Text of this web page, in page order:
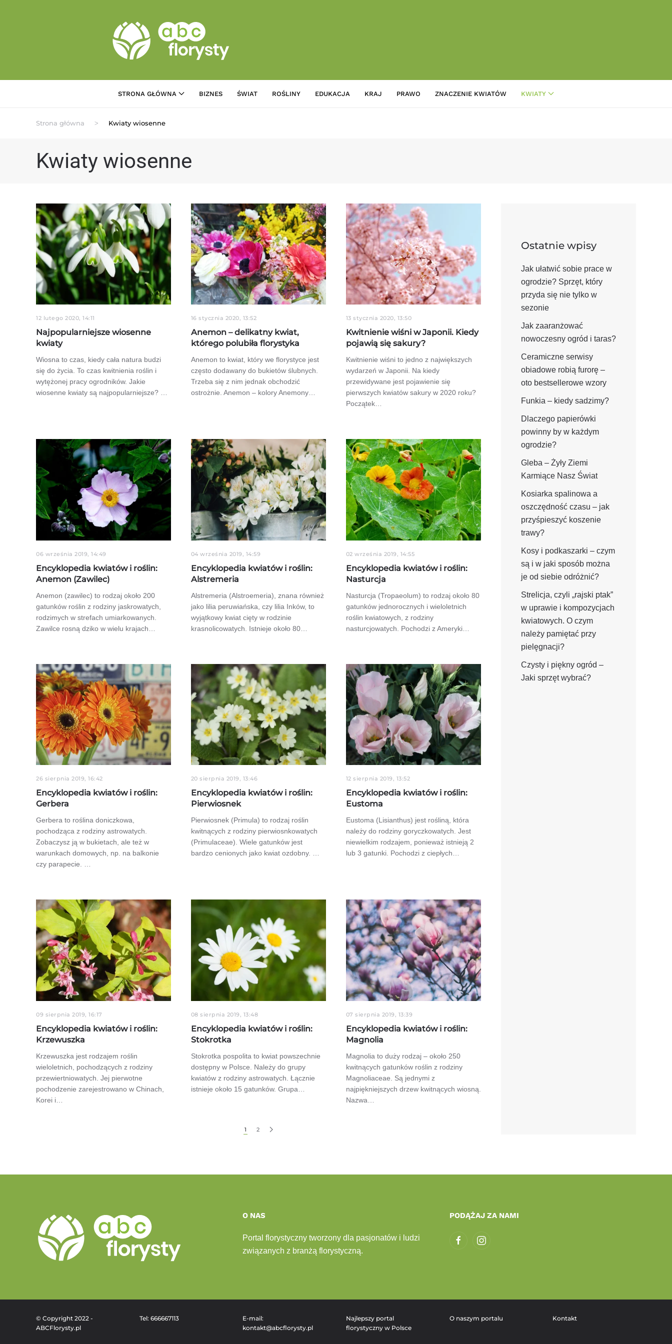
STRONA GŁÓWNA BIZNES ŚWIAT ROŚLINY EDUKACJA KRAJ PRAWO ZNACZENIE KWIATÓW KWIATY
Strona główna Kwiaty wiosenne
Kwiaty wiosenne
12 lutego 2020, 14:11
Najpopularniejsze wiosenne
kwiaty
Wiosna to czas, kiedy cała natura budzi
się do życia. To czas kwitnienia roślin i
wytężonej pracy ogrodników. Jakie
wiosenne kwiaty są najpopularniejsze? …
16 stycznia 2020, 13:52
Anemon – delikatny kwiat,
którego polubiła florystyka
Anemon to kwiat, który we florystyce jest
często dodawany do bukietów ślubnych.
Trzeba się z nim jednak obchodzić
ostrożnie. Anemon – kolory Anemony…
13 stycznia 2020, 13:50
Kwitnienie wiśni w Japonii. Kiedy
pojawią się sakury?
Kwitnienie wiśni to jedno z największych
wydarzeń w Japonii. Na kiedy
przewidywane jest pojawienie się
pierwszych kwiatów sakury w 2020 roku?
Początek…
06 września 2019, 14:49
Encyklopedia kwiatów i roślin:
Anemon (Zawilec)
Anemon (zawilec) to rodzaj około 200
gatunków roślin z rodziny jaskrowatych,
rodzimych w strefach umiarkowanych.
Zawilce rosną dziko w wielu krajach…
04 września 2019, 14:59
Encyklopedia kwiatów i roślin:
Alstremeria
Alstremeria (Alstroemeria), znana również
jako lilia peruwiańska, czy lilia Inków, to
wyjątkowy kwiat cięty w rodzinie
krasnolicowatych. Istnieje około 80…
02 września 2019, 14:55
Encyklopedia kwiatów i roślin:
Nasturcja
Nasturcja (Tropaeolum) to rodzaj około 80
gatunków jednorocznych i wieloletnich
roślin kwiatowych, z rodziny
nasturcjowatych. Pochodzi z Ameryki…
26 sierpnia 2019, 16:42
Encyklopedia kwiatów i roślin:
Gerbera
Gerbera to roślina doniczkowa,
pochodząca z rodziny astrowatych.
Zobaczysz ją w bukietach, ale też w
warunkach domowych, np. na balkonie
czy parapecie. …
20 sierpnia 2019, 13:46
Encyklopedia kwiatów i roślin:
Pierwiosnek
Pierwiosnek (Primula) to rodzaj roślin
kwitnących z rodziny pierwiosnkowatych
(Primulaceae). Wiele gatunków jest
bardzo cenionych jako kwiat ozdobny. …
12 sierpnia 2019, 13:52
Encyklopedia kwiatów i roślin:
Eustoma
Eustoma (Lisianthus) jest rośliną, która
należy do rodziny goryczkowatych. Jest
niewielkim rodzajem, ponieważ istnieją 2
lub 3 gatunki. Pochodzi z ciepłych…
09 sierpnia 2019, 16:17
Encyklopedia kwiatów i roślin:
Krzewuszka
Krzewuszka jest rodzajem roślin
wieloletnich, pochodzących z rodziny
przewiertniowatych. Jej pierwotne
pochodzenie zarejestrowano w Chinach,
Korei i…
08 sierpnia 2019, 13:48
Encyklopedia kwiatów i roślin:
Stokrotka
Stokrotka pospolita to kwiat powszechnie
dostępny w Polsce. Należy do grupy
kwiatów z rodziny astrowatych. Łącznie
istnieje około 15 gatunków. Grupa…
07 sierpnia 2019, 13:39
Encyklopedia kwiatów i roślin:
Magnolia
Magnolia to duży rodzaj – około 250
kwitnących gatunków roślin z rodziny
Magnoliaceae. Są jednymi z
najpiękniejszych drzew kwitnących wiosną.
Nazwa…
1 2
Ostatnie wpisy
Jak ułatwić sobie prace w
ogrodzie? Sprzęt, który
przyda się nie tylko w
sezonie
Jak zaaranżować
nowoczesny ogród i taras?
Ceramiczne serwisy
obiadowe robią furorę –
oto bestsellerowe wzory
Funkia – kiedy sadzimy?
Dlaczego papierówki
powinny by w każdym
ogrodzie?
Gleba – Żyły Ziemi
Karmiące Nasz Świat
Kosiarka spalinowa a
oszczędność czasu – jak
przyśpieszyć koszenie
trawy?
Kosy i podkaszarki – czym
są i w jaki sposób można
je od siebie odróżnić?
Strelicja, czyli „rajski ptak”
w uprawie i kompozycjach
kwiatowych. O czym
należy pamiętać przy
pielęgnacji?
Czysty i piękny ogród –
Jaki sprzęt wybrać?
O NAS
Portal florystyczny tworzony dla pasjonatów i ludzi
związanych z branżą florystyczną.
PODĄŻAJ ZA NAMI
© Copyright 2022 -
ABCFlorysty.pl
Tel: 666667113
E-mail:
kontakt@abcflorysty.pl
Najlepszy portal
florystyczny w Polsce
O naszym portalu Kontakt